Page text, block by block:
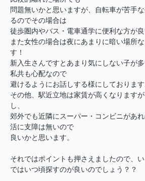
問題無いかと思いますが、自転車が苦手
るのでその場合は
徒歩圏内やバス・電車通学に便利な方が良
また女性の場合は夜にあまりに暗い場所
す！
新入生さんですとあまり気にしない子が
私共も心配なので
避けるようにお話しする様にしております
その他、駅近立地は家賃が高くなります
し、
郊外でも近隣にスーパー・コンビニがあ
活に支障は無いので
良いかと思います。
それではポイントも押さえましたので、
ではいつ頃探すのが良いのでしょう？？